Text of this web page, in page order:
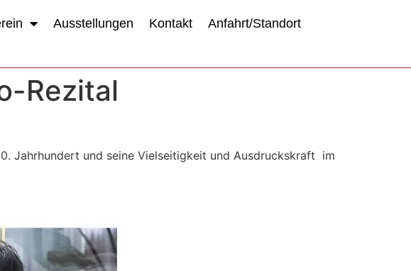
Ausstellungen Kontakt Anfahrt/Standort
Rezital
Jahrhundert und seine Vielseitigkeit und Ausdruckskraft im